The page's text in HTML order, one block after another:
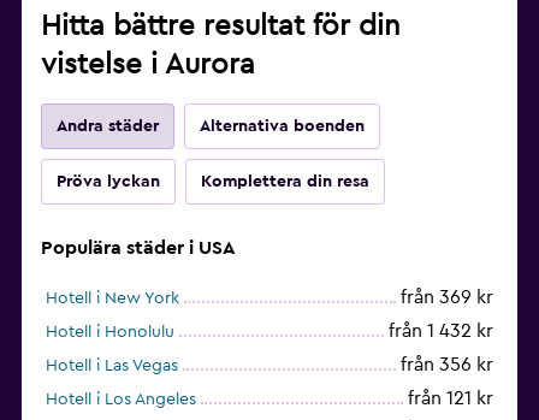
Hitta bättre resultat för din
vistelse i Aurora
Andra städer Alternativa boenden
Pröva lyckan Komplettera din resa
Populära städer i USA
Hotell i New York från 369 kr
Hotell i Honolulu från 1 432 kr
Hotell i Las Vegas från 356 kr
Hotell i Los Angeles från 121 kr